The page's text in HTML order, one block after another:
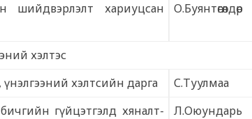
шийдвэрлэлт хариуцсан
О.Буянтөгөлдөр
хэлтэс
хэлтсийн дарга С.Туулмаа
гүйцэтгэлд хяналт-
Л.Оюундарь